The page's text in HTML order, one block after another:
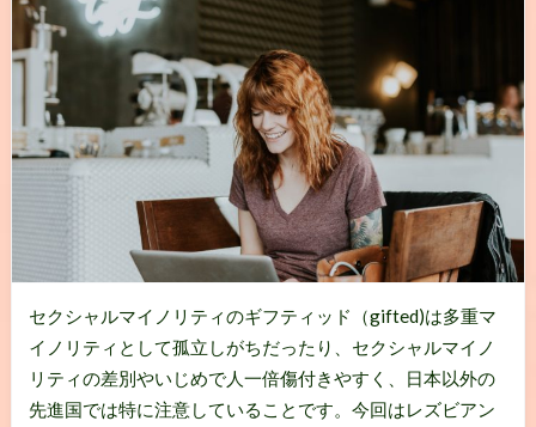
セクシャルマイノリティのギフティッド（gifted)は多重マ
イノリティとして孤立しがちだったり、セクシャルマイノ
リティの差別やいじめで人一倍傷付きやすく、日本以外の
先進国では特に注意していることです。今回はレズビアン